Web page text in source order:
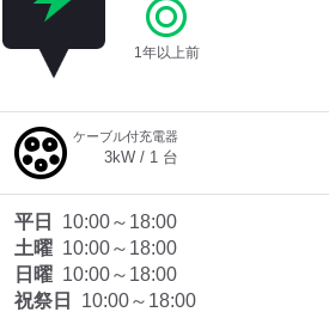
1年以上前
ケーブル付充電器
3kW / 1 台
平日
10:00～18:00
土曜 10:00～18:00
日曜 10:00～18:00
祝祭日
10:00～18:00